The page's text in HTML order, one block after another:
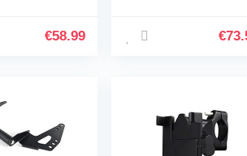
250 300
€58.99
AK 550 AK550 hnlyf
€